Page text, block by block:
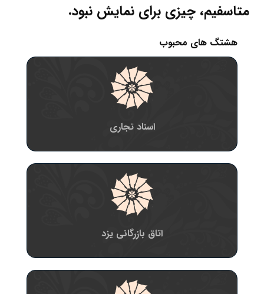
متاسفیم، چیزی برای نمایش نبود.
هشتگ های محبوب
اسناد تجاری
اتاق بازرگانی یزد